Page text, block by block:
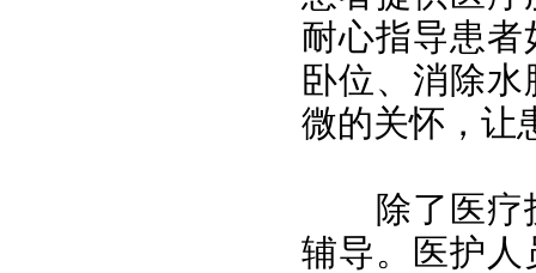
耐心指导患
卧位、消除
微的关怀，让
除了医
辅导。医护